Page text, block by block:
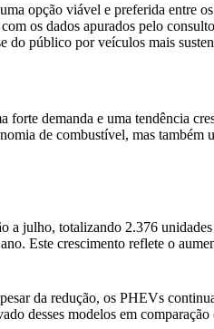
opção viável e preferida entre
os dados apurados pelo
do público por veículos mais
demanda e uma tendência
de combustível, mas também
a julho, totalizando 2.376
Este crescimento reflete o
da redução, os PHEVs
desses modelos em